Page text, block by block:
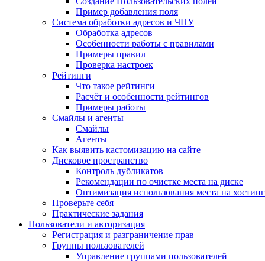
Пример добавления поля
Система обработки адресов и ЧПУ
Обработка адресов
Особенности работы с правилами
Примеры правил
Проверка настроек
Рейтинги
Что такое рейтинги
Расчёт и особенности рейтингов
Примеры работы
Смайлы и агенты
Смайлы
Агенты
Как выявить кастомизацию на сайте
Дисковое пространство
Контроль дубликатов
Рекомендации по очистке места на диске
Оптимизация использования места на
Проверьте себя
Практические задания
Пользователи и авторизация
Регистрация и разграничение прав
Группы пользователей
Управление группами пользователей